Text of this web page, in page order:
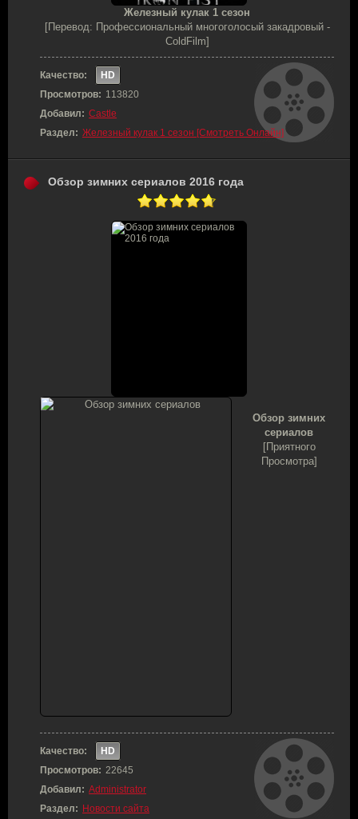
Железный кулак 1 сезон
[Перевод: Профессиональный многоголосый закадровый -
ColdFilm]
Качество:
HD
Просмотров: 113820
Добавил: Castle
Раздел: Железный кулак 1 сезон [Смотреть Онлайн]
Обзор зимних сериалов 2016 года
Обзор зимних
сериалов
[Приятного
Просмотра]
Качество:
HD
Просмотров: 22645
Добавил: Administrator
Раздел: Новости сайта